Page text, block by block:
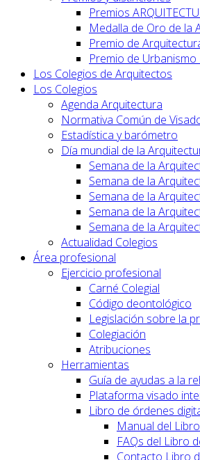
Premios
Medalla de Oro de la
Premio de
Premio de Urbanismo
Los Colegios de Arquitectos
Los Colegios
Agenda Arquitectura
Normativa Común de
Estadística y barómetro
Día mundial de la
Semana de la
Semana de la
Semana de la
Semana de la
Semana de la
Actualidad Colegios
Área profesional
Ejercicio profesional
Carné Colegial
Código deontológico
Legislación sobre la
Colegiación
Atribuciones
Herramientas
Guía de ayudas a la
Plataforma visado
Libro de órdenes
Manual del
FAQs del Libro
Contacto Libro